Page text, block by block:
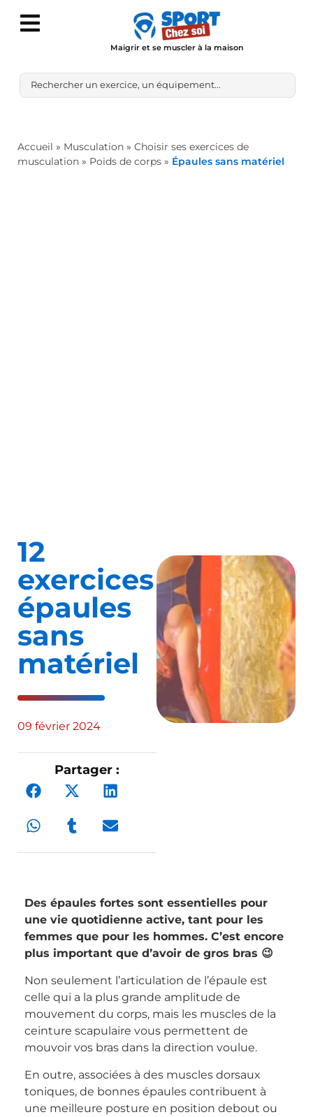
Maigrir et se muscler à la maison
Accueil » Musculation » Choisir ses exercices de
musculation » Poids de corps » Épaules sans matériel
12
exercices
épaules
sans
matériel
09 février 2024
Partager :
Des épaules fortes sont essentielles pour
une vie quotidienne active, tant pour les
femmes que pour les hommes. C’est encore
plus important que d’avoir de gros bras 😉
Non seulement l’articulation de l’épaule est
celle qui a la plus grande amplitude de
mouvement du corps, mais les muscles de la
ceinture scapulaire vous permettent de
mouvoir vos bras dans la direction voulue.
En outre, associées à des muscles dorsaux
toniques, de bonnes épaules contribuent à
une meilleure posture en position debout ou